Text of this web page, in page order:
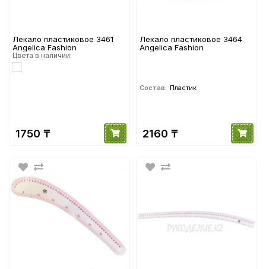
Лекало пластиковое 3461
Angelica Fashion
Цвета в наличии:
1750 ₸
Лекало пластиковое 3464
Angelica Fashion
Состав: Пластик
2160 ₸